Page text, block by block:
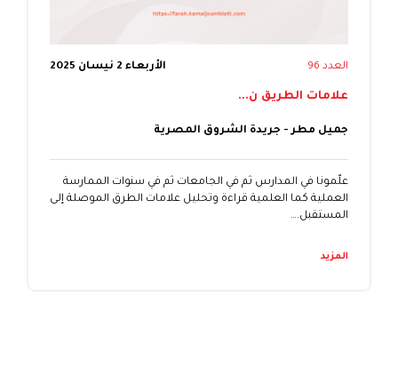
العدد 96 الأربعاء 2 نيسان 2025
علامات الطريق ن...
جميل مطر - جريدة الشروق المصرية
علّمونا في المدارس ثم في الجامعات ثم في سنوات الممارسة
العملية كما العلمية قراءة وتحليل علامات الطرق الموصلة إلى
المستقبل.…
المزيد